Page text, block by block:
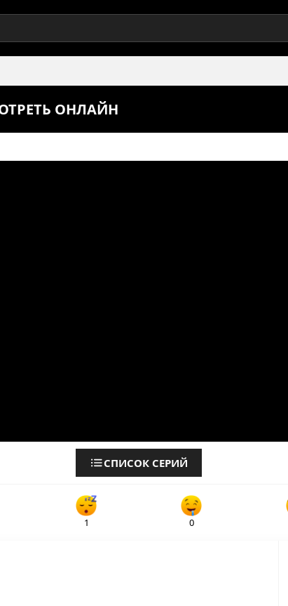
ОНЛАЙН
СПИСОК СЕРИЙ
1 0